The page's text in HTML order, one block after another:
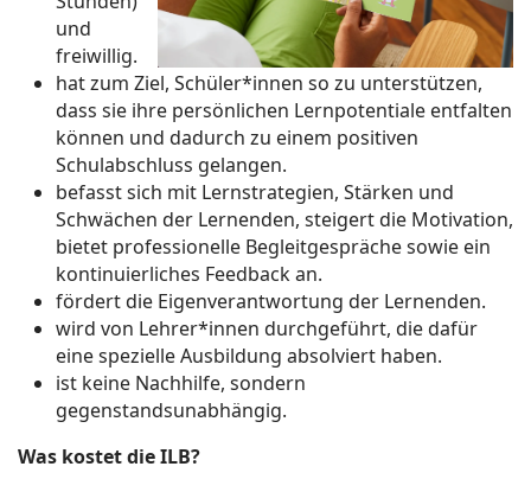
und
freiwillig.
hat zum Ziel, Schüler*innen so zu unterstützen,
dass sie ihre persönlichen Lernpotentiale entfalten
können und dadurch zu einem positiven
Schulabschluss gelangen.
befasst sich mit Lernstrategien, Stärken und
Schwächen der Lernenden, steigert die Motivation,
bietet professionelle Begleitgespräche sowie ein
kontinuierliches Feedback an.
fördert die Eigenverantwortung der Lernenden.
wird von Lehrer*innen durchgeführt, die dafür
eine spezielle Ausbildung absolviert haben.
ist keine Nachhilfe, sondern
gegenstandsunabhängig.
Was kostet die ILB?